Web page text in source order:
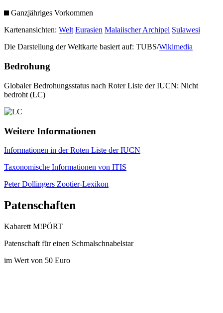
Ganzjähriges Vorkommen
Kartenansichten: Welt Eurasien Malaiischer Archipel Sulawesi
Die Darstellung der Weltkarte basiert auf: TUBS/Wikimedia
Bedrohung
Globaler Bedrohungsstatus nach Roter Liste der IUCN: Nicht
bedroht (LC)
Weitere Informationen
Informationen in der Roten Liste der IUCN
Taxonomische Informationen von ITIS
Peter Dollingers Zootier-Lexikon
Patenschaften
Kabarett M!PÖRT
Patenschaft für einen Schmalschnabelstar
im Wert von 50 Euro